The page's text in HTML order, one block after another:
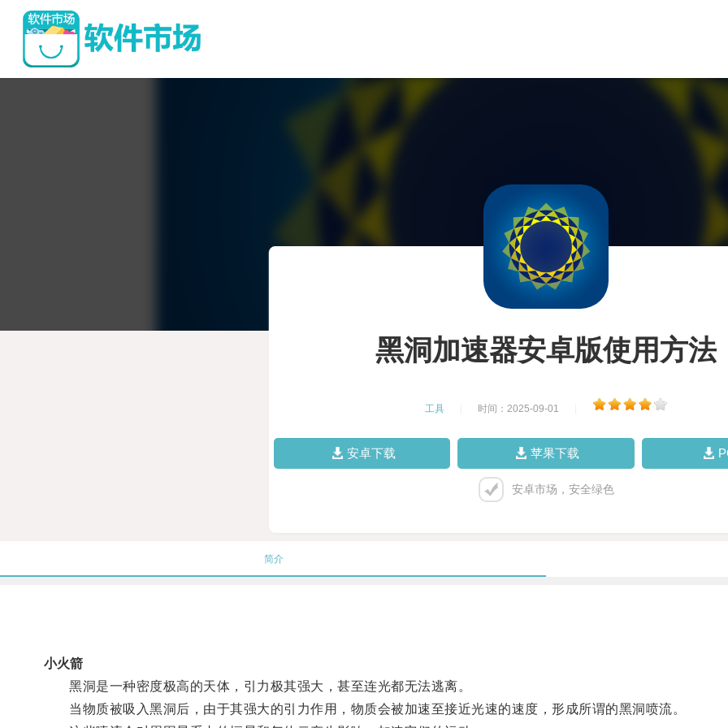
黑洞加速器安卓版使用方法
工具 时间：2025-09-01
安卓下载 苹果下载
安卓市场，安全绿色
简介
小火箭
黑洞是一种密度极高的天体，引力极其强大，甚至连光都无法逃离。
当物质被吸入黑洞后，由于其强大的引力作用，物质会被加速至接近光速的速度，形成所谓的黑洞喷流。